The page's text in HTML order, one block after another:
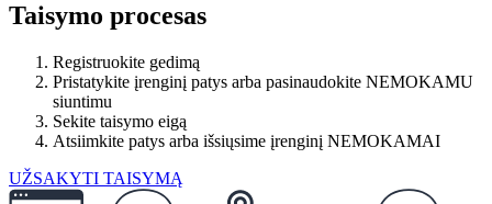
Taisymo procesas
Registruokite gedimą
Pristatykite įrenginį patys arba pasinaudokite NEMOKAMU
siuntimu
Sekite taisymo eigą
Atsiimkite patys arba išsiųsime įrenginį NEMOKAMAI
UŽSAKYTI TAISYMĄ